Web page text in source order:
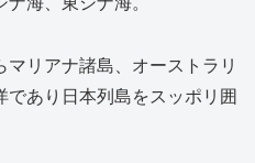
リアナ諸島、オーストラリ
あり日本列島をスッポリ囲